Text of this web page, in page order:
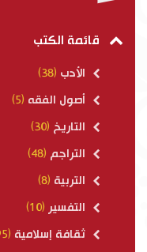
قائمة الكتب
الأدب (38)
أصول الفقه (5)
التاريخ (30)
التراجم (48)
التربية (8)
التفسير (10)
ثقافة إسلامية (95)